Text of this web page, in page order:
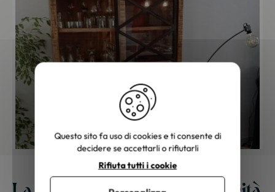
Questo sito fa uso di cookies e ti consente di
decidere se accettarli o rifiutarli
Rifiuta tutti i cookie